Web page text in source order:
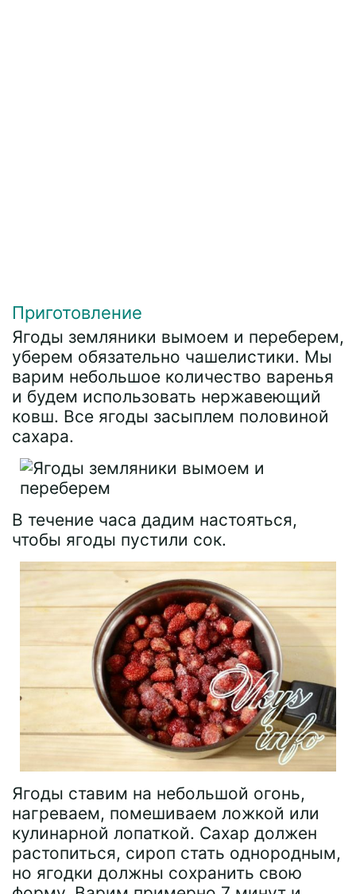
Приготовление
Ягоды земляники вымоем и переберем,
уберем обязательно чашелистики. Мы
варим небольшое количество варенья
и будем использовать нержавеющий
ковш. Все ягоды засыплем половиной
сахара.
В течение часа дадим настояться,
чтобы ягоды пустили сок.
Ягоды ставим на небольшой огонь,
нагреваем, помешиваем ложкой или
кулинарной лопаткой. Сахар должен
растопиться, сироп стать однородным,
но ягодки должны сохранить свою